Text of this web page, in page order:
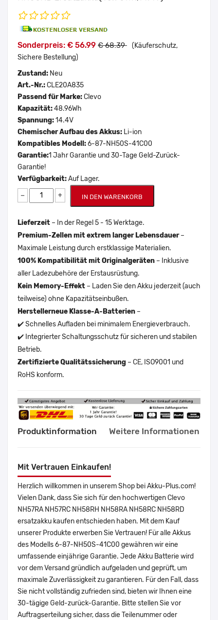
Sonderpreis: € 56.99 € 68.39 (Käuferschutz,
Sichere Bestellung)
Zustand: Neu
Art.-Nr.:CLE20A835
Passend für Marke:Clevo
Kapazität:48.96Wh
Spannung:14.4V
Chemischer Aufbau des Akkus: Li-ion
Kompatibles Modell:6-87-NH50S-41C00
Garantie:1 Jahr Garantie und 30-Tage Geld-Zurück-
Garantie!
Verfügbarkeit:Auf Lager.
− + IN DEN WARENKORB
Lieferzeit – In der Regel 5 - 15 Werktage.
Premium-Zellen mit extrem langer Lebensdauer–
Maximale Leistung durch erstklassige Materialien.
100% Kompatibilität mit Originalgeräten – Inklusive
aller Ladezubehöre der Erstausrüstung.
Kein Memory-Effekt – Laden Sie den Akku jederzeit (auch
teilweise) ohne Kapazitätseinbußen.
Herstellerneue Klasse-A-Batterien –
✔️ Schnelles Aufladen bei minimalem Energieverbrauch.
✔️ Integrierter Schaltungsschutz für sicheren und stabilen
Betrieb.
Zertifizierte Qualitätssicherung – CE, ISO9001 und
RoHS konform.
Produktinformation Weitere Informationen
Mit Vertrauen Einkaufen!
Herzlich willkommen in unserem Shop bei Akku-Plus.com!
Vielen Dank, dass Sie sich für den hochwertigen Clevo
NH57RA NH57RC NH58RH NH58RA NH58RC NH58RD
ersatzakku kaufen entschieden haben. Mit dem Kauf
unserer Produkte erwerben Sie Vertrauen! Für alle Akkus
des Modells 6-87-NH50S-41C00 gewähren wir eine
umfassende einjährige Garantie. Jede Akku Batterie wird
vor dem Versand gründlich aufgeladen und geprüft, um
maximale Zuverlässigkeit zu garantieren. Für den Fall, dass
Sie nicht vollständig zufrieden sind, bieten wir Ihnen eine
30-tägige Geld-zurück-Garantie. Bitte stellen Sie vor
Auftragserteilung sicher, dass die Teilenummer oder